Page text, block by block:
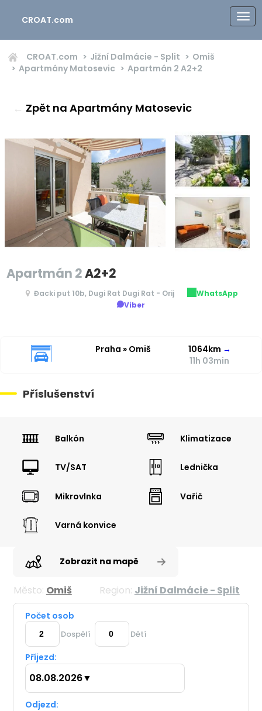
CROAT.com
CROAT.com Jižní Dalmácie - Split
Omiš
Apartmány Matosevic
Apartmán 2 A2+2
← Zpět na Apartmány Matosevic
Apartmán 2A2+2
Đacki put 10b, Dugi Rat Dugi Rat - Orij
WhatsApp
Viber
Praha » Omiš 1064km →
11h 03min
Příslušenství
Balkón Klimatizace
TV/SAT Lednička
Mikrovlnka Vařič
Varná konvice
Zobrazit na mapě
Město: Omiš Region: Jižní Dalmácie - Split
Počet osob
Dospělí Dětí
Příjezd:
08.08.2026▼
Odjezd: